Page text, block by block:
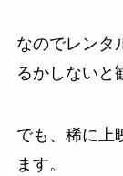
なのでレンタ
るかしないと
でも、稀に上
ます。